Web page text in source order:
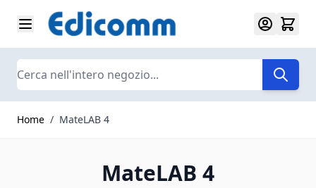
Salta al contenuto
Search
Home / MateLAB 4
MateLAB 4